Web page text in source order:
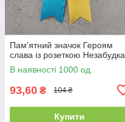
Пам'ятний значок Героям
слава із розеткою Незабудка
В наявності 1000 од.
93,60 ₴ 104 ₴
Купити